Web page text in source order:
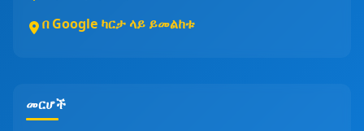
በ Google ካርታ ላይ ይመልከቱ
መርሆች